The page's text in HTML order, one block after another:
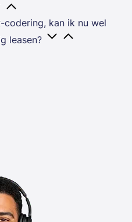
codering, kan ik nu wel
leasen?